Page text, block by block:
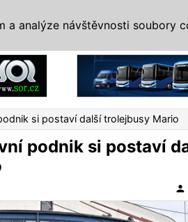
si postaví další trolejbusy Mario
podnik si postaví
person
analýze návštěvnosti soubory